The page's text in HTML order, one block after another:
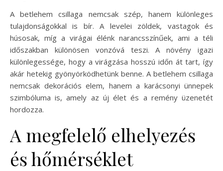
A betlehem csillaga nemcsak szép, hanem különleges
tulajdonságokkal is bír. A levelei zöldek, vastagok és
húsosak, míg a virágai élénk narancsszínűek, ami a téli
időszakban különösen vonzóvá teszi. A növény igazi
különlegessége, hogy a virágzása hosszú időn át tart, így
akár hetekig gyönyörködhetünk benne. A betlehem csillaga
nemcsak dekorációs elem, hanem a karácsonyi ünnepek
szimbóluma is, amely az új élet és a remény üzenetét
hordozza.
A megfelelő elhelyezés
és hőmérséklet